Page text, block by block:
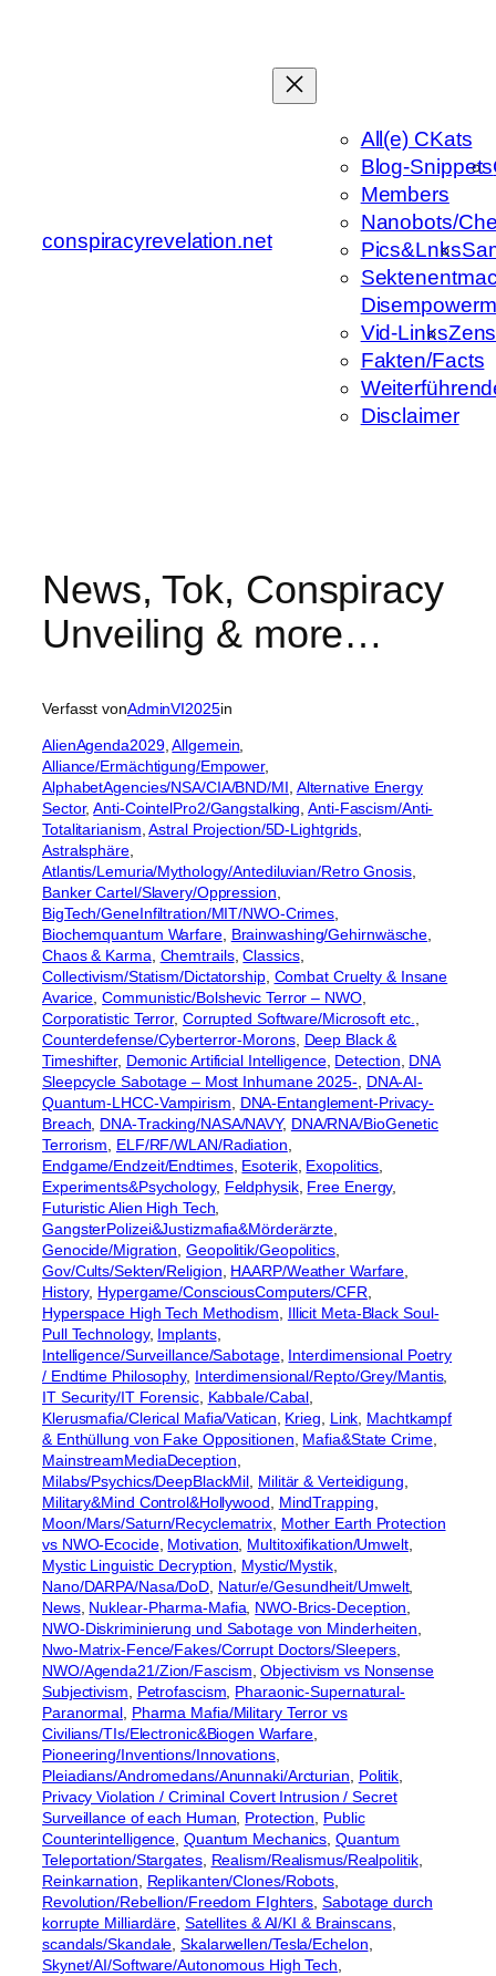
conspiracyrevelation.net
All(e) CKats
Blog-Snippets
Members
Nanobots/
Pics&Lnks
Vid-Links
Fakten/Facts
Disclaimer
News, Tok, Conspiracy
Unveiling & more…
Verfasst vonAdminVI2025in
AlienAgenda2029, Allgemein
Alliance/Ermächtigung/Empower
AlphabetAgencies/NSA/CIA/BND/MI Alternative Energy
Sector, Anti-CointelPro2/Gangstalking , Anti-Fascism/Anti-
Totalitarianism , Astral Projection/5D-Lightgrids
Astralsphäre
Atlantis/Lemuria/Mythology/Antediluvian/Retro Gnosis
Banker Cartel/Slavery/Oppression
BigTech/GeneInfiltration/MIT/NWO-Crimes
Biochemquantum Warfare, Brainwashing/Gehirnwäsche
Chaos & Karma Chemtrails, Classics
Collectivism/Statism/Dictatorship, Combat Cruelty & Insane
Avarice , Communistic/Bolshevic Terror – NWO
Corporatistic Terror, Corrupted Software/Microsoft etc.
Counterdefense/Cyberterror-Morons, Deep Black &
Timeshifter, Demonic Artificial Intelligence, Detection DNA
Sleepcycle Sabotage – Most Inhumane 2025-
DNA-AI-
Quantum-LHCC-Vampirism
DNA-Entanglement-Privacy-
Breach DNA-Tracking/NASA/NAVY, DNA/RNA/BioGenetic
Terrorism
ELF/RF/WLAN/Radiation
Endgame/Endzeit/Endtimes, Esoterik, Exopolitics
Experiments&Psychology, Feldphysik, Free Energy
Futuristic Alien High Tech
GangsterPolizei&Justizmafia&Mörderärzte
Genocide/Migration , Geopolitik/Geopolitics
Gov/Cults/Sekten/Religion HAARP/Weather Warfare
History, Hypergame/ConsciousComputers/CFR
Hyperspace High Tech Methodism
Illicit Meta-Black Soul-
Pull Technology, Implants
Intelligence/Surveillance/Sabotage, Interdimensional Poetry
/ Endtime Philosophy, Interdimensional/Repto/Grey/Mantis
IT Security/IT Forensic, Kabbale/Cabal
Klerusmafia/Clerical Mafia/Vatican Krieg Link Machtkampf
& Enthüllung von Fake Oppositionen Mafia&State Crime
MainstreamMediaDeception
Milabs/Psychics/DeepBlackMil Militär & Verteidigung
Military&Mind Control&Hollywood
MindTrapping
Moon/Mars/Saturn/Recyclematrix Mother Earth Protection
vs NWO-Ecocide, Motivation Multitoxifikation/Umwelt
Mystic Linguistic Decryption
Mystic/Mystik
Nano/DARPA/Nasa/DoD Natur/e/Gesundheit/Umwelt
News, Nuklear-Pharma-Mafia NWO-Brics-Deception
NWO-Diskriminierung und Sabotage von Minderheiten
Nwo-Matrix-Fence/Fakes/Corrupt Doctors/Sleepers
NWO/Agenda21/Zion/Fascism , Objectivism vs Nonsense
Subjectivism
Petrofascism Pharaonic-Supernatural-
Paranormal Pharma Mafia/Military Terror vs
Civilians/TIs/Electronic&Biogen Warfare
Pioneering/Inventions/Innovations
Pleiadians/Andromedans/Anunnaki/Arcturian
Politik
Privacy Violation / Criminal Covert Intrusion / Secret
Surveillance of each Human Protection
Public
Counterintelligence Quantum Mechanics , Quantum
Teleportation/Stargates, Realism/Realismus/Realpolitik
Reinkarnation
Replikanten/Clones/Robots
Revolution/Rebellion/Freedom FIghters , Sabotage durch
korrupte Milliardäre Satellites & AI/KI & Brainscans
scandals/Skandale , Skalarwellen/Tesla/Echelon
Skynet/AI/Software/Autonomous High Tech